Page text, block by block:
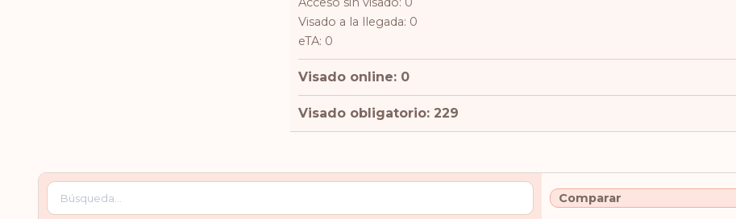
Visado a la llegada: 0
eTA: 0
Visado online: 0
Visado obligatorio: 229
Comparar